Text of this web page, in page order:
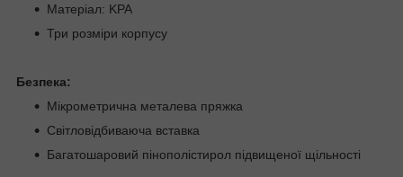
Матеріал: KPA
Три розміри корпусу
Безпека:
Мікрометрична металева пряжка
Світловідбиваюча вставка
Багатошаровий пінополістирол підвищеної щільності